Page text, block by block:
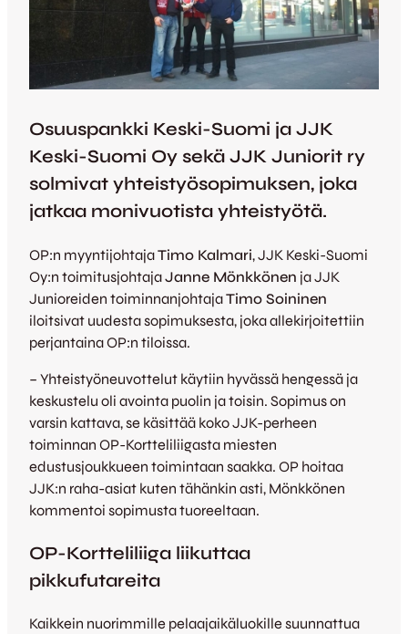
Osuuspankki Keski-Suomi ja JJK
Keski-Suomi Oy sekä JJK Juniorit ry
solmivat yhteistyösopimuksen, joka
jatkaa monivuotista yhteistyötä.
OP:n myyntijohtajaTimo Kalmari, JJK Keski-Suomi
Oy:n toimitusjohtajaJanne Mönkkönen ja JJK
Junioreiden toiminnanjohtajaTimo Soininen
iloitsivat uudesta sopimuksesta, joka allekirjoitettiin
perjantaina OP:n tiloissa.
– Yhteistyöneuvottelut käytiin hyvässä hengessä ja
keskustelu oli avointa puolin ja toisin. Sopimus on
varsin kattava, se käsittää koko JJK-perheen
toiminnan OP-Kortteliliigasta miesten
edustusjoukkueen toimintaan saakka. OP hoitaa
JJK:n raha-asiat kuten tähänkin asti, Mönkkönen
kommentoi sopimusta tuoreeltaan.
OP-Kortteliliiga liikuttaa
pikkufutareita
Kaikkein nuorimmille pelaajaikäluokille suunnattua